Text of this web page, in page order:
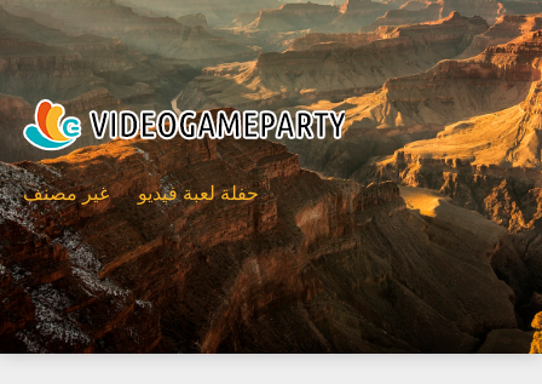
Skip
to
content
حفلة لعبة فيديو غير مصنف